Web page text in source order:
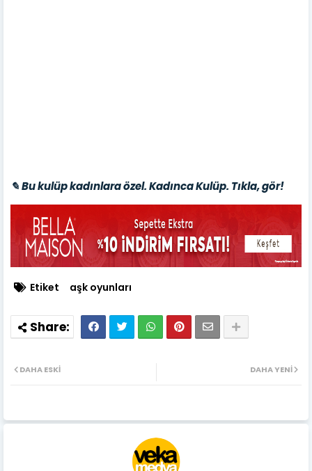
✎ Bu kulüp kadınlara özel. Kadınca Kulüp. Tıkla, gör!
Etiket aşk oyunları
DAHA YENI
DAHA ESKI